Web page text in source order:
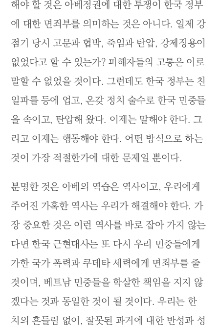
해야 할 것은 아베정권에 대한 투쟁이 한국 정부
에 대한 면죄부를 의미하는 것은 아니다. 일제 강
점기 당시 고문과 협박, 죽임과 탄압, 강제징용이
없었다고 할 수 있는가? 피해자들의 고통은 이로
말할 수 없었을 것이다. 그런데도 한국 정부는 친
일파를 등에 업고, 온갖 정치 술수로 한국 민중들
을 속이고, 탄압해 왔다. 이제는 말해야 한다. 그
리고 이제는 행동해야 한다. 어떤 방식으로 하는
것이 가장 적절한가에 대한 문제일 뿐이다.
분명한 것은 아베의 역습은 역사이고, 우리에게
주어진 가혹한 역사는 우리가 해결해야 한다. 가
장 중요한 것은 이런 역사를 바로 잡아 가지 않는
다면 한국 근현대사는 또 다시 우리 민중들에게
가한 국가 폭력과 쿠데타 세력에게 면죄부를 줄
것이며, 베트남 민중들을 학살한 책임을 지지 않
겠다는 것과 동일한 것이 될 것이다. 우리는 한
치의 흔들림 없이, 잘못된 과거에 대한 반성과 성